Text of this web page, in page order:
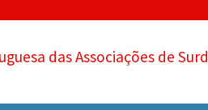
das Associações de